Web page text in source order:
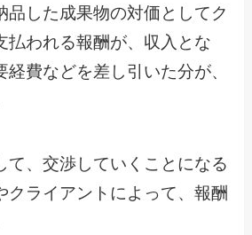
品した成果物の対価としてク
払われる報酬が、収入とな
経費などを差し引いた分が、
て、交渉していくことになる
クライアントによって、報酬